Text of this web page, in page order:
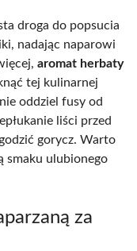
droga do popsucia
nadając naparowi
aromat herbaty
tej kulinarnej
oddziel fusy od
liści przed
gorycz. Warto
smaku ulubionego
za